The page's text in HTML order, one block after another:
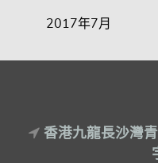
2017年7月
香港九龍長沙灣